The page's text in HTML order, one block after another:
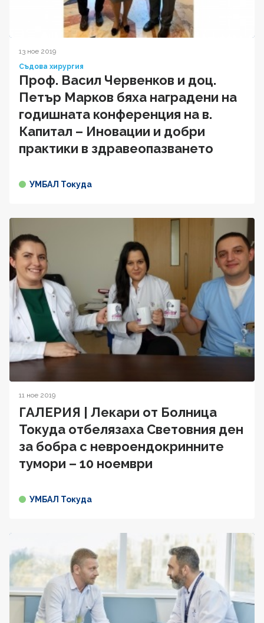
13 ное 2019
Съдова хирургия
Проф. Васил Червенков и доц.
Петър Марков бяха наградени на
годишната конференция на в.
Капитал – Иновации и добри
практики в здравеопазването
УМБАЛ Токуда
11 ное 2019
ГАЛЕРИЯ | Лекари от Болница
Токуда отбелязaха Световния ден
за бобра с невроендокринните
тумори – 10 ноември
УМБАЛ Токуда